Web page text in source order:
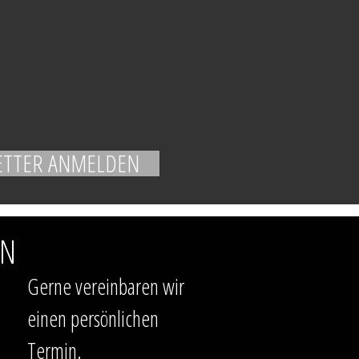
Gerne vereinbaren wir
einen persönlichen
Termin.